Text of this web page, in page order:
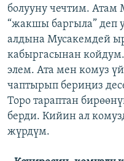
болууну чечтим.
“жакшы баргыла” деп
алдына Мусакемдей
кабыргасынан
элем. Ата мен комуз
чаптырып бериңиз
Торо тараптан
берди. Кийин ал
жүрдүм.